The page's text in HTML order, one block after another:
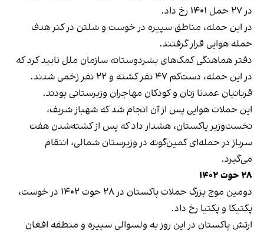
در ۲۷ حمل ۱۴۰۱ رخ داد.
در این حمله، مناطق سپیره در خوست و شلتن در کنر هدف
حمله هوایی قرار گرفتند.
دفتر هماهنگی کمک‌های بشردوستانه سازمان ملل تایید کرد که
در این حمله، دست‌کم ۴۷ نفر کشته و ۲۲ نفر زخمی شدند.
قربانیان عمدتا زنان و کودکان مهاجران وزیرستانی بودند.
این حملات هوایی پس از آن انجام شد که شهباز شریف،
نخست‌وزیر پاکستان، هشدار داد که پس از کشته‌شدن هفت
سرباز در حمله‌ای کمین‌گونه در وزیرستان شمالی، انتقام
می‌گیرد.
۲۸ حوت ۱۴۰۲
دومین موج بزرگ حملات پاکستان در ۲۸ حوت ۱۴۰۲ در خوست،
پکتیکا و پکتیا رخ داد.
ارتش پاکستان در این روز به ولسوالی سپیره و منطقه افغان